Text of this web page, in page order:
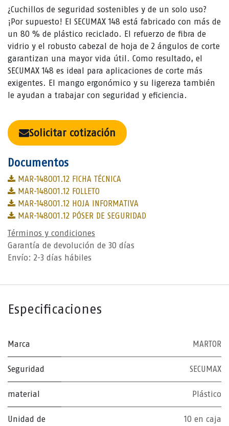
¿Cuchillos de seguridad sostenibles y de un solo uso?
¡Por supuesto! El SECUMAX 148 está fabricado con más de
un 80 % de plástico reciclado. El refuerzo de fibra de
vidrio y el robusto cabezal de hoja de 2 ángulos de corte
garantizan una mayor vida útil. Como resultado, el
SECUMAX 148 es ideal para aplicaciones de corte más
exigentes. El mango ergonómico y su ligereza también
le ayudan a trabajar con seguridad y eficiencia.
Solicitar cotización
Documentos
MAR-148001.12 FICHA TÉCNICA
MAR-148001.12 FOLLETO
MAR-148001.12 HOJA INFORMATIVA
MAR-148001.12 PÓSER DE SEGURIDAD
Términos y condiciones
Garantía de devolución de 30 días
Envío: 2-3 días hábiles
Especificaciones
Marca MARTOR
Seguridad SECUMAX
material Plástico
Unidad de
10 en caja